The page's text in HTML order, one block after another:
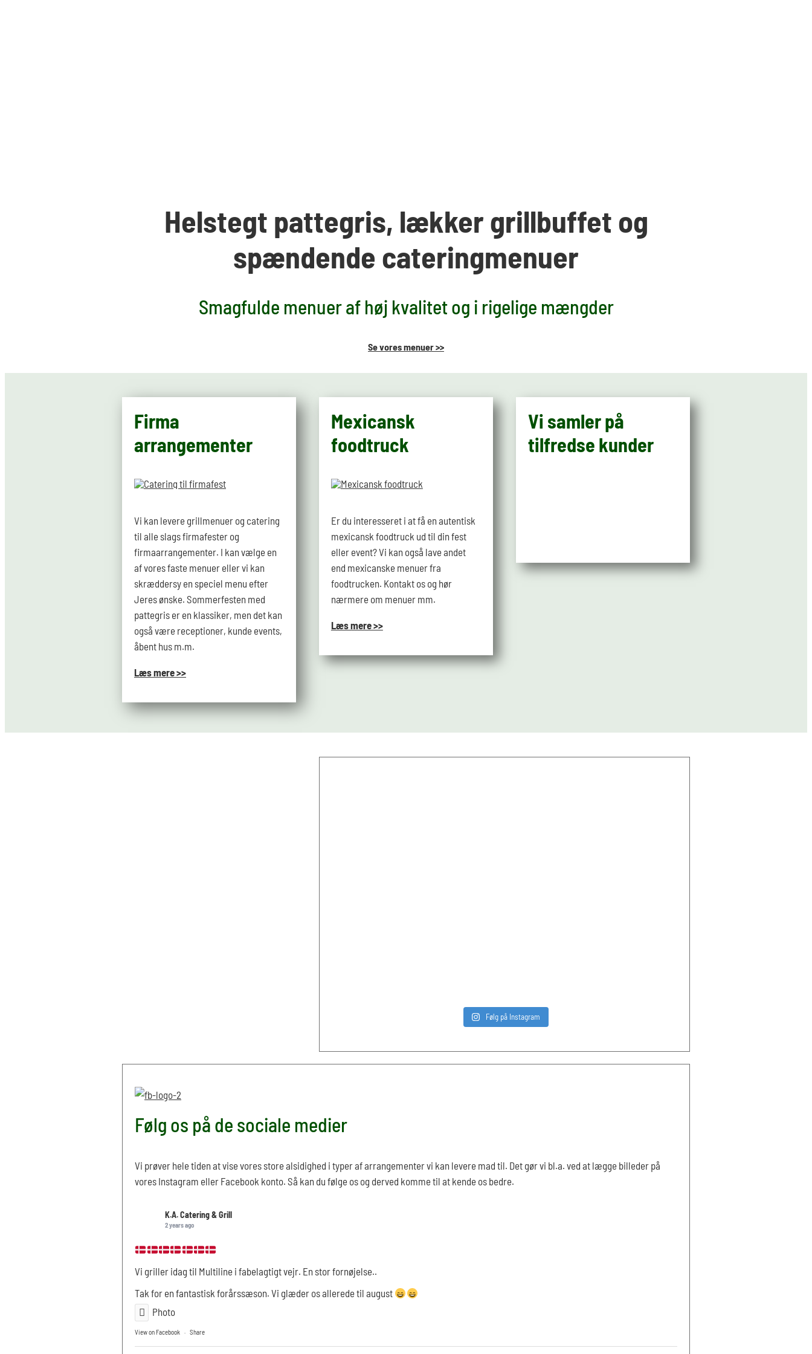
Helstegt pattegris, lækker grillbuffet og
spændende cateringmenuer
Smagfulde menuer af høj kvalitet og i rigelige mængder
Se vores menuer >>
Firma
arrangementer
Vi kan levere grillmenuer og catering
til alle slags firmafester og
firmaarrangementer. I kan vælge en
af vores faste menuer eller vi kan
skræddersy en speciel menu efter
Jeres ønske. Sommerfesten med
pattegris er en klassiker, men det kan
også være receptioner, kunde events,
åbent hus m.m.
Læs mere >>
Mexicansk
foodtruck
Er du interesseret i at få en autentisk
mexicansk foodtruck ud til din fest
eller event? Vi kan også lave andet
end mexicanske menuer fra
foodtrucken. Kontakt os og hør
nærmere om menuer mm.
Læs mere >>
Vi samler på
tilfredse kunder
Følg på Instagram
Følg os på de sociale medier
Vi prøver hele tiden at vise vores store alsidighed i typer af arrangementer vi kan levere mad til. Det gør vi bl.a. ved at lægge billeder på
vores Instagram eller Facebook konto. Så kan du følge os og derved komme til at kende os bedre.
K.A. Catering & Grill
2 years ago
Vi griller idag til Multiline i fabelagtigt vejr. En stor fornøjelse..
Tak for en fantastisk forårssæson. Vi glæder os allerede til august
Photo
View on Facebook · Share